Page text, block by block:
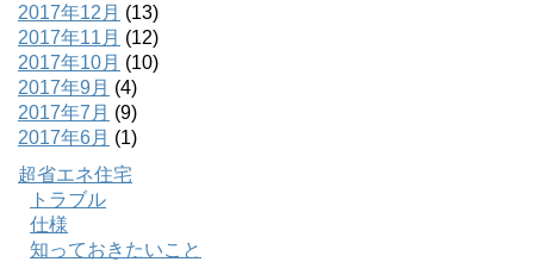
2017年12月 (13)
2017年11月 (12)
2017年10月 (10)
2017年9月 (4)
2017年7月 (9)
2017年6月 (1)
超省エネ住宅
トラブル
仕様
知っておきたいこと